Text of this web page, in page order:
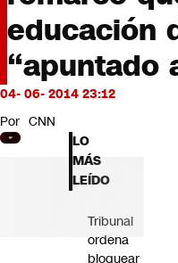
Servicios
Bits
CNN tiempo
Futuro 360
educación
“apuntado
04- 06- 2014 23:12
Por CNN
LO
MÁS
LEÍDO
Tribunal
ordena
bloquear